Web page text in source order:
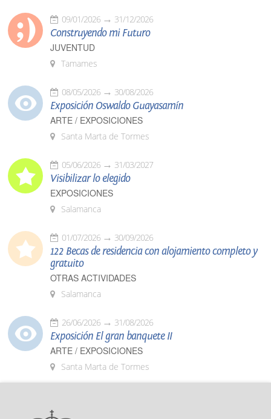
09/01/2026 31/12/2026
Construyendo mi Futuro
JUVENTUD
Tamames
08/05/2026 30/08/2026
Exposición Oswaldo Guayasamín
ARTE / EXPOSICIONES
Santa Marta de Tormes
05/06/2026 31/03/2027
Visibilizar lo elegido
EXPOSICIONES
Salamanca
01/07/2026 30/09/2026
122 Becas de residencia con alojamiento completo y
gratuito
OTRAS ACTIVIDADES
Salamanca
26/06/2026 31/08/2026
Exposición El gran banquete II
ARTE / EXPOSICIONES
Santa Marta de Tormes